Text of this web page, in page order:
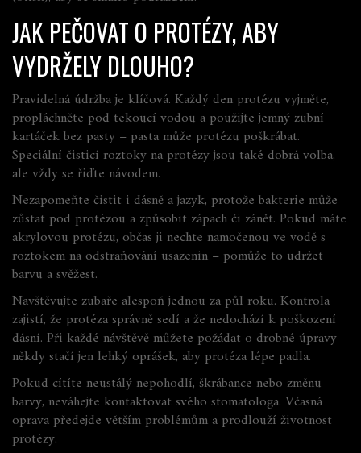
JAK PEČOVAT O PROTÉZY, ABY
VYDRŽELY DLOUHO?
Pravidelná údržba je klíčová. Každý den protézu vyjměte,
propláchněte pod tekoucí vodou a použijte jemný zubní
kartáček bez pasty – pasta může protézu poškrábat.
Speciální čisticí roztoky na protézy jsou také dobrá volba,
ale vždy se řiďte návodem.
Nezapomeňte čistit i dásně a jazyk, protože bakterie může
zůstat pod protézou a způsobit zápach či zánět. Pokud máte
akrylovou protézu, občas ji nechte namočenou ve vodě s
roztokem na odstraňování usazenin – pomůže to udržet
barvu a svěžest.
Navštěvujte zubaře alespoň jednou za půl roku. Kontrola
zajistí, že protéza správně sedí a že nedochází k poškození
dásní. Při každé návštěvě můžete požádat o drobné úpravy –
někdy stačí jen lehký oprášek, aby protéza lépe padla.
Pokud cítíte neustálý nepohodlí, škrábance nebo změnu
barvy, neváhejte kontaktovat svého stomatologa. Včasná
oprava předejde větším problémům a prodlouží životnost
protézy.